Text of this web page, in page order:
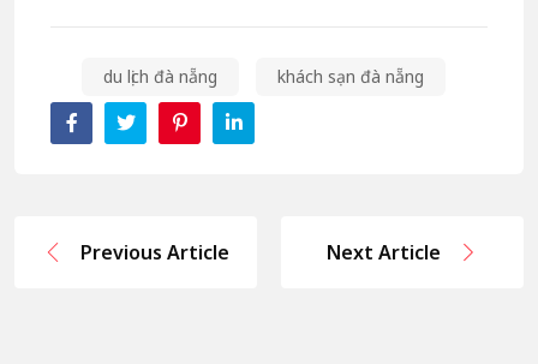
du lịch đà nẵng khách sạn đà nẵng
Previous Article Next Article